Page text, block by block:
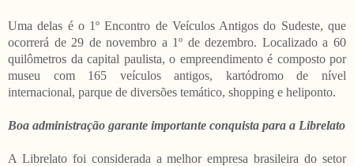
Uma delas é o 1º Encontro de Veículos Antigos do Sudeste, que
ocorrerá de 29 de novembro a 1º de dezembro. Localizado a 60
quilômetros da capital paulista, o empreendimento é composto por
museu com 165 veículos antigos, kartódromo de nível
internacional, parque de diversões temático, shopping e heliponto.
Boa administração garante importante conquista para a Librelato
A Librelato foi considerada a melhor empresa brasileira do setor